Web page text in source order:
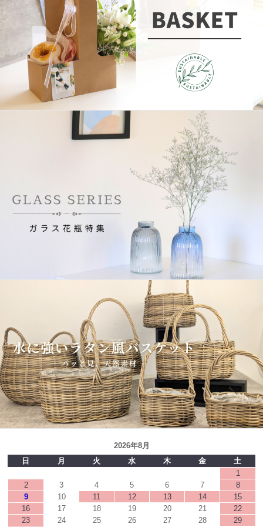
2026年8月
日
月 火 水 木 金
土
1
2
3 4 5 6 7
8
9
10 11 12 13 14
15
16
17 18 19 20 21
22
23
24 25 26 27 28 29